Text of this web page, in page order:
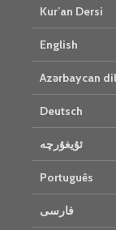
Kur’an Dersi
English
Azərbaycan
Deutsch
ئۇيغۇرچە
Português
فارسی